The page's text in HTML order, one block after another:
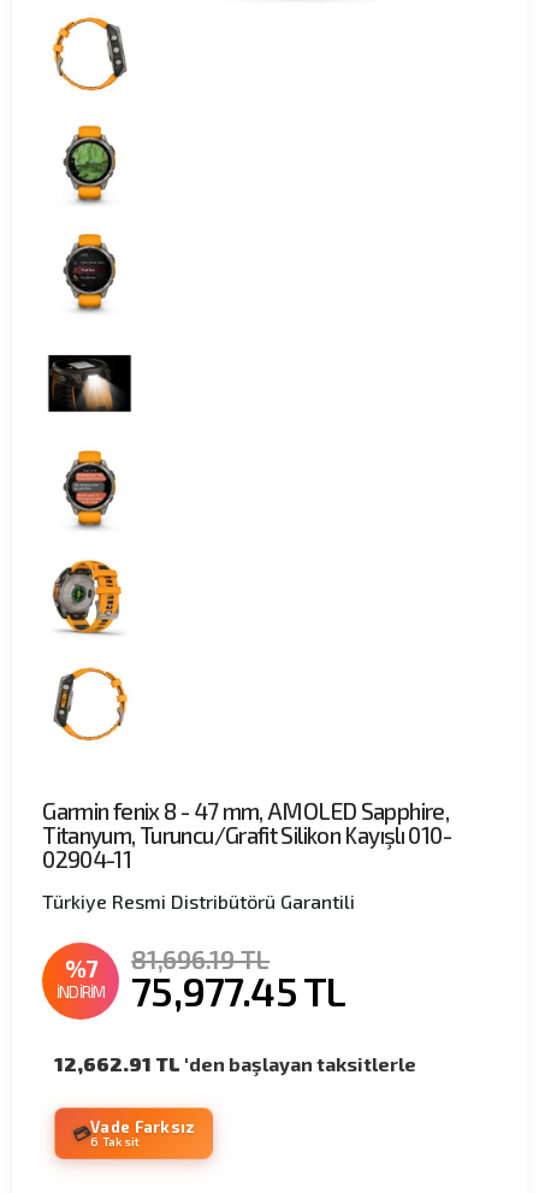
Garmin fenix 8 - 47 mm, AMOLED Sapphire,
Titanyum, Turuncu/Grafit Silikon Kayışlı 010-
02904-11
Türkiye Resmi Distribütörü Garantili
%7
İNDİRİM
81,696.19 TL
75,977.45TL
12,662.91 TL 'den başlayan taksitlerle
💳Vade Farksız
6 Taksit